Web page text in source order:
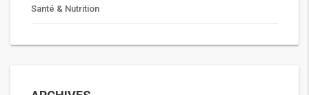
Santé & Nutrition